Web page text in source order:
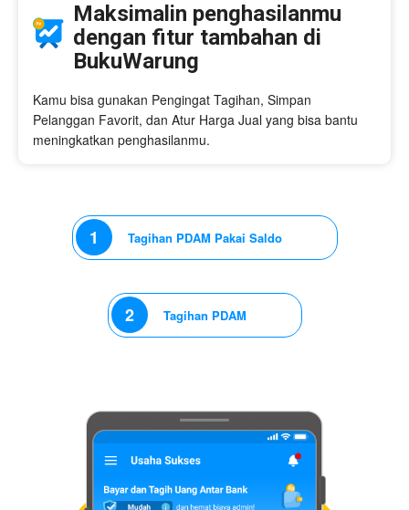
Maksimalin penghasilanmu
dengan fitur tambahan di
BukuWarung
Kamu bisa gunakan Pengingat Tagihan, Simpan
Pelanggan Favorit, dan Atur Harga Jual yang bisa bantu
meningkatkan penghasilanmu.
1 Tagihan PDAM Pakai Saldo
2 Tagihan PDAM